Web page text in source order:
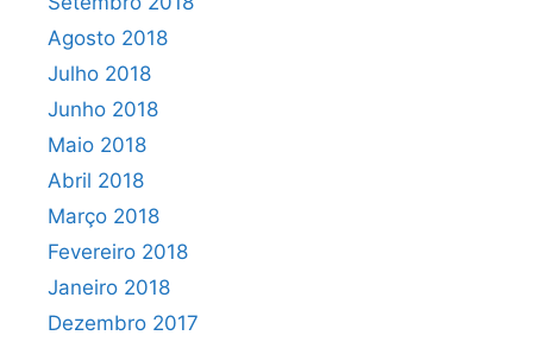
Agosto 2018
Julho 2018
Junho 2018
Maio 2018
Abril 2018
Março 2018
Fevereiro 2018
Janeiro 2018
Dezembro 2017